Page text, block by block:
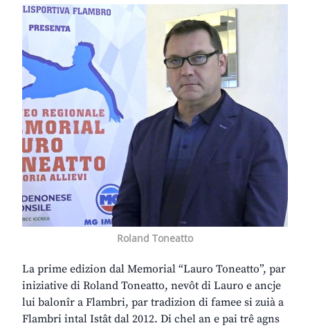
Roland Toneatto
La prime edizion dal Memorial “Lauro Toneatto”, par
iniziative di Roland Toneatto, nevôt di Lauro e ancje
lui balonîr a Flambri, par tradizion di famee si zuià a
Flambri intal Istât dal 2012. Di chel an e pai trê agns